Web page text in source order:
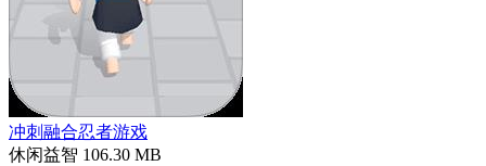
冲刺融合忍者游戏
休闲益智 106.30 MB